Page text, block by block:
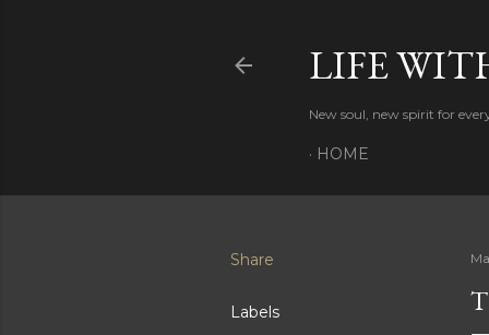
LIFE
New soul, new spirit for
HOME
Share
Labels